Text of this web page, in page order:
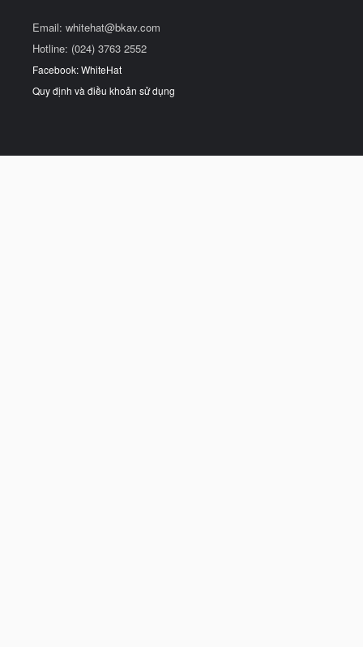
Email: whitehat@bkav.com
Hotline: (024) 3763 2552
Facebook: WhiteHat
Quy định và điều khoản sử dụng